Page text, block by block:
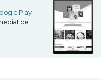
Play
de